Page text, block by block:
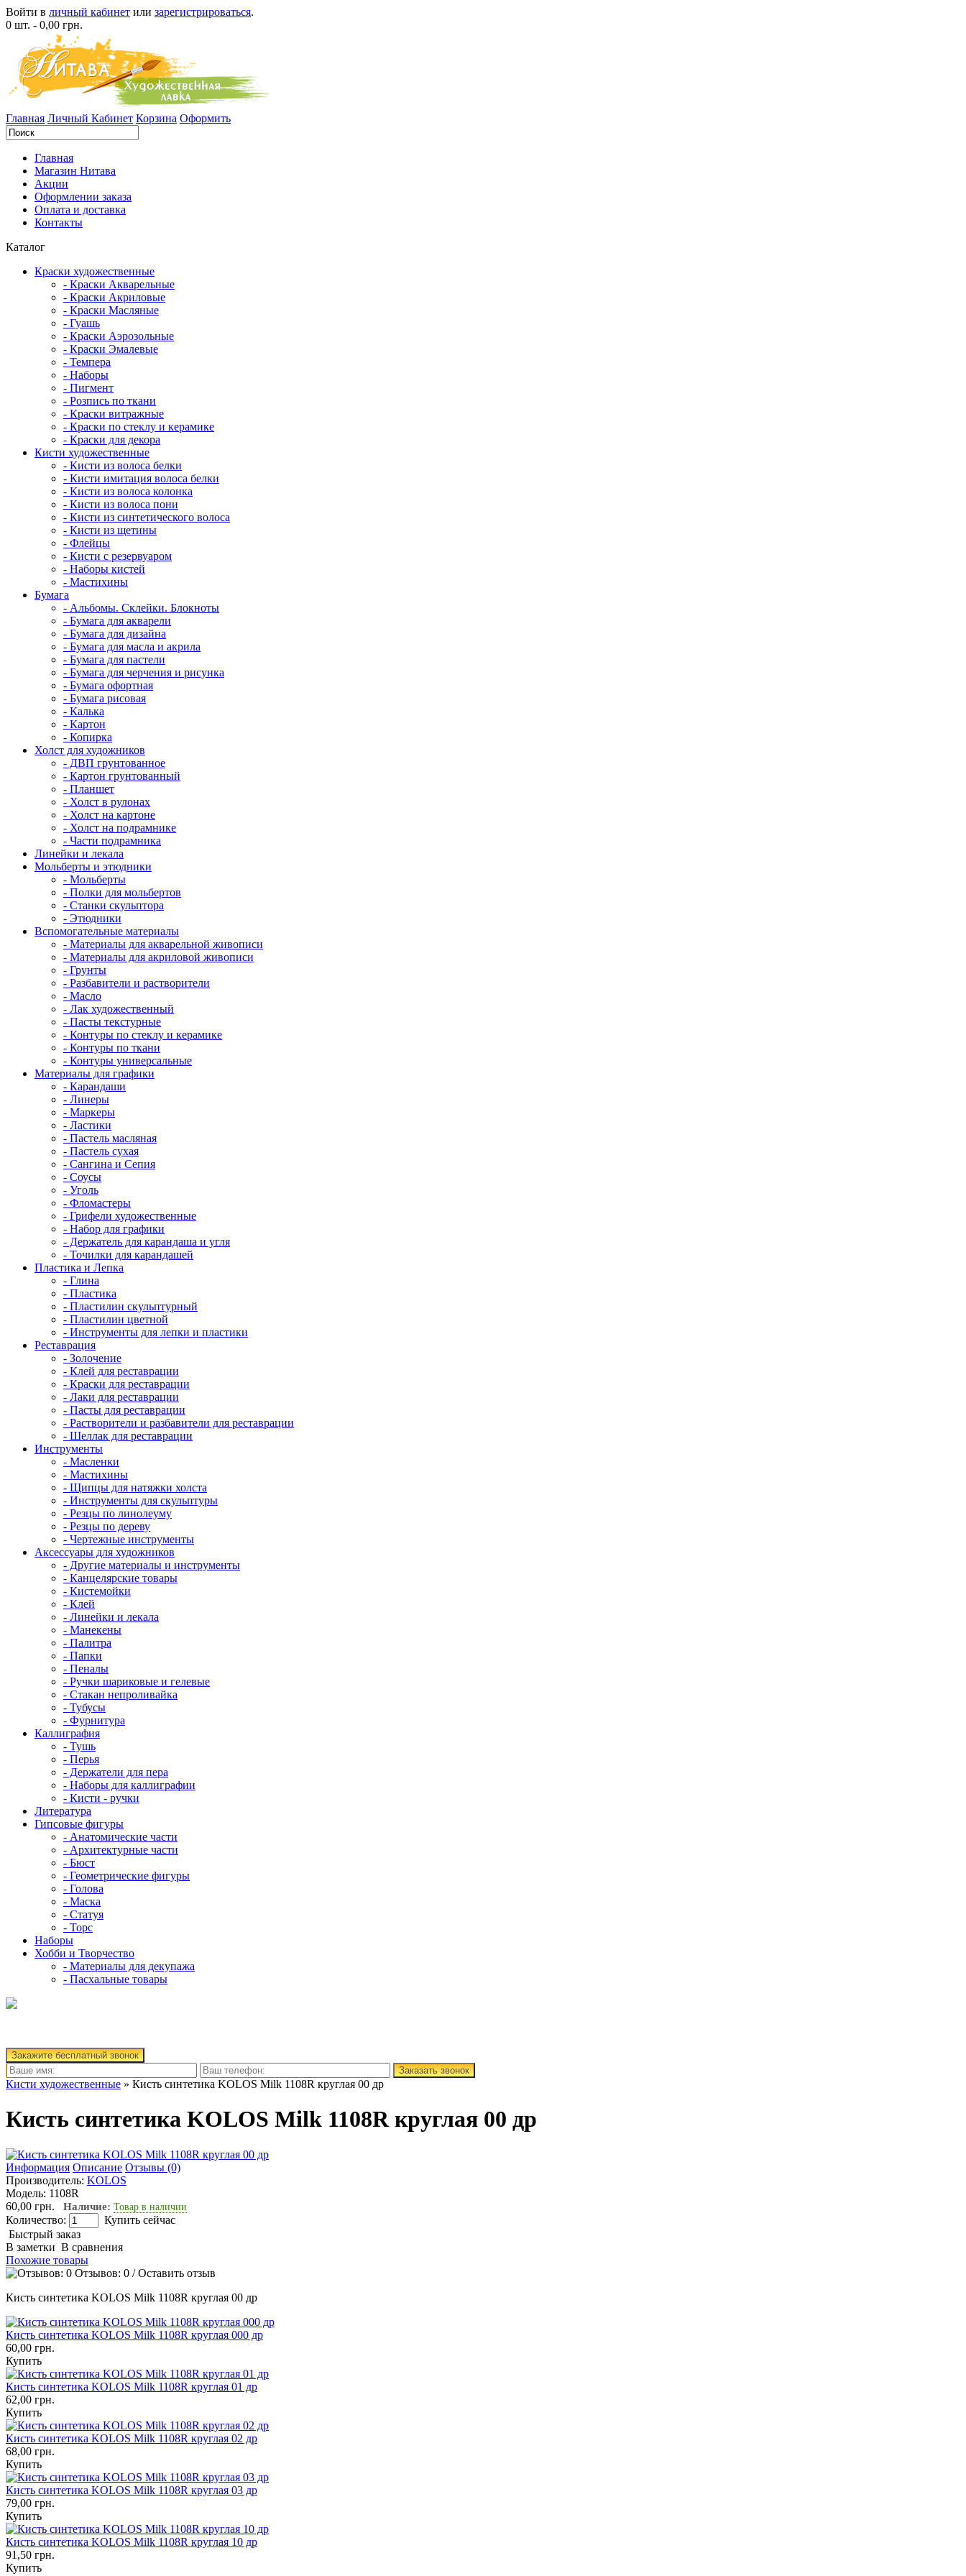
Войти в личный кабинет или зарегистрироваться.
0 шт. - 0,00 грн.
Главная Личный Кабинет Корзина Оформить
Главная
Магазин Нитава
Акции
Оформлении заказа
Оплата и доставка
Контакты
Каталог
Краски художественные
- Краски Акварельные
- Краски Акриловые
- Краски Масляные
- Гуашь
- Краски Аэрозольные
- Краски Эмалевые
- Темпера
- Наборы
- Пигмент
- Розпись по ткани
- Краски витражные
- Краски по стеклу и керамике
- Краски для декора
Кисти художественные
- Кисти из волоса белки
- Кисти имитация волоса белки
- Кисти из волоса колонка
- Кисти из волоса пони
- Кисти из синтетического волоса
- Кисти из щетины
- Флейцы
- Кисти с резервуаром
- Наборы кистей
- Мастихины
Бумага
- Альбомы. Склейки. Блокноты
- Бумага для акварели
- Бумага для дизайна
- Бумага для масла и акрила
- Бумага для пастели
- Бумага для черчения и рисунка
- Бумага офортная
- Бумага рисовая
- Калька
- Картон
- Копирка
Холст для художников
- ДВП грунтованное
- Картон грунтованный
- Планшет
- Холст в рулонах
- Холст на картоне
- Холст на подрамнике
- Части подрамника
Линейки и лекала
Мольберты и этюдники
- Мольберты
- Полки для мольбертов
- Станки скульптора
- Этюдники
Вспомогательные материалы
- Материалы для акварельной живописи
- Материалы для акриловой живописи
- Грунты
- Разбавители и растворители
- Масло
- Лак художественный
- Пасты текстурные
- Контуры по стеклу и керамике
- Контуры по ткани
- Контуры универсальные
Материалы для графики
- Карандаши
- Линеры
- Маркеры
- Ластики
- Пастель масляная
- Пастель сухая
- Сангина и Сепия
- Соусы
- Уголь
- Фломастеры
- Грифели художественные
- Набор для графики
- Держатель для карандаша и угля
- Точилки для карандашей
Пластика и Лепка
- Глина
- Пластика
- Пластилин скульптурный
- Пластилин цветной
- Инструменты для лепки и пластики
Реставрация
- Золочение
- Клей для реставрации
- Краски для реставрации
- Лаки для реставрации
- Пасты для реставрации
- Растворители и разбавители для реставрации
- Шеллак для реставрации
Инструменты
- Масленки
- Мастихины
- Щипцы для натяжки холста
- Инструменты для скульптуры
- Резцы по линолеуму
- Резцы по дереву
- Чертежные инструменты
Аксессуары для художников
- Другие материалы и инструменты
- Канцелярские товары
- Кистемойки
- Клей
- Линейки и лекала
- Манекены
- Палитра
- Папки
- Пеналы
- Ручки шариковые и гелевые
- Стакан непроливайка
- Тубусы
- Фурнитура
Каллиграфия
- Тушь
- Перья
- Держатели для пера
- Наборы для каллиграфии
- Кисти - ручки
Литература
Гипсовые фигуры
- Анатомические части
- Архитектурные части
- Бюст
- Геометрические фигуры
- Голова
- Маска
- Статуя
- Торс
Наборы
Хобби и Творчество
- Материалы для декупажа
- Пасхальные товары
Закажите бесплатный звонок
Заказать звонок
Кисти художественные » Кисть синтетика KOLOS Milk 1108R круглая 00 др
Кисть синтетика KOLOS Milk 1108R круглая 00 др
Информация Описание Отзывы (0)
Производитель: KOLOS
Модель: 1108R
60,00 грн. Наличие: Товар в наличии
Количество:
Купить сейчас
Быстрый заказ
В заметки В сравнения
Похожие товары
Отзывов: 0 /Оставить отзыв
Кисть синтетика KOLOS Milk 1108R круглая 00 др
Кисть синтетика KOLOS Milk 1108R круглая 000 др
60,00 грн.
Купить
Кисть синтетика KOLOS Milk 1108R круглая 01 др
62,00 грн.
Купить
Кисть синтетика KOLOS Milk 1108R круглая 02 др
68,00 грн.
Купить
Кисть синтетика KOLOS Milk 1108R круглая 03 др
79,00 грн.
Купить
Кисть синтетика KOLOS Milk 1108R круглая 10 др
91,50 грн.
Купить